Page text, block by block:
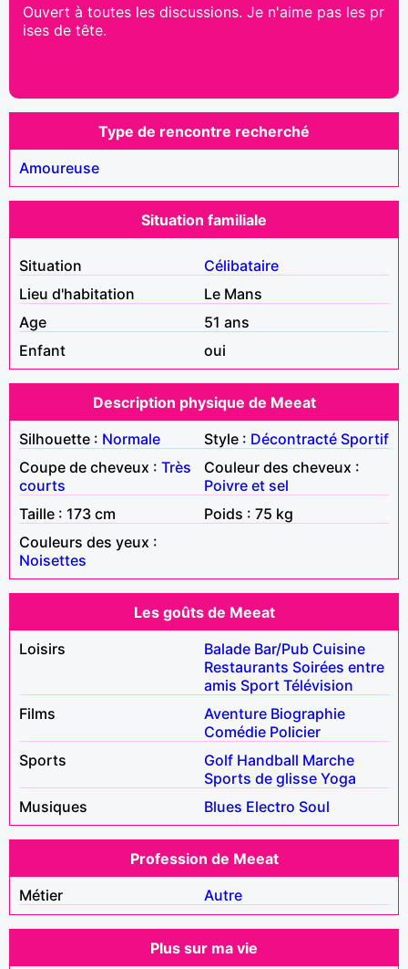
Ouvert à toutes les discussions. Je n'aime pas les pr
ises de tête.
Type de rencontre recherché
Amoureuse
Situation familiale
Situation
Célibataire
Lieu d'habitation
Le Mans
Age
51 ans
Enfant
oui
Description physique de Meeat
Silhouette : Normale Style : Décontracté Sportif
Coupe de cheveux : Très
courts
Couleur des cheveux :
Poivre et sel
Taille : 173 cm
Poids : 75 kg
Couleurs des yeux :
Noisettes
Les goûts de Meeat
Loisirs
Balade Bar/Pub Cuisine
Restaurants Soirées entre
amis Sport Télévision
Films
Aventure Biographie
Comédie Policier
Sports
Golf Handball Marche
Sports de glisse Yoga
Musiques
Blues Electro Soul
Profession de Meeat
Métier
Autre
Plus sur ma vie